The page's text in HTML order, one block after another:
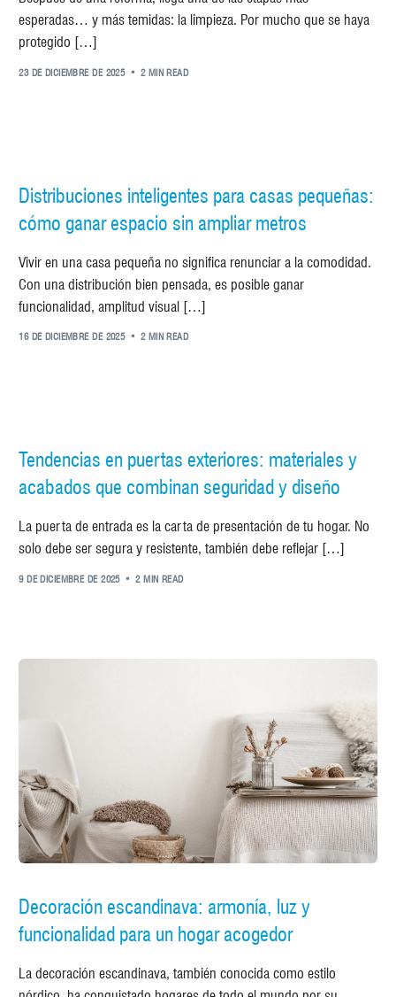
esperadas… y más temidas: la limpieza. Por mucho que se haya
protegido […]
23 DE DICIEMBRE DE 2025 2 MIN READ
Distribuciones inteligentes para casas pequeñas:
cómo ganar espacio sin ampliar metros
Vivir en una casa pequeña no significa renunciar a la comodidad.
Con una distribución bien pensada, es posible ganar
funcionalidad, amplitud visual […]
16 DE DICIEMBRE DE 2025 2 MIN READ
Tendencias en puertas exteriores: materiales y
acabados que combinan seguridad y diseño
La puerta de entrada es la carta de presentación de tu hogar. No
solo debe ser segura y resistente, también debe reflejar […]
9 DE DICIEMBRE DE 2025 2 MIN READ
Decoración escandinava: armonía, luz y
funcionalidad para un hogar acogedor
La decoración escandinava, también conocida como estilo